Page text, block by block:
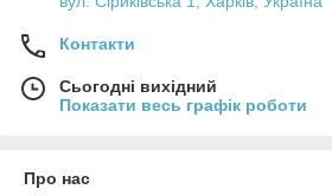
Контакти
Сьогодні вихідний
Показати весь графік роботи
Про нас